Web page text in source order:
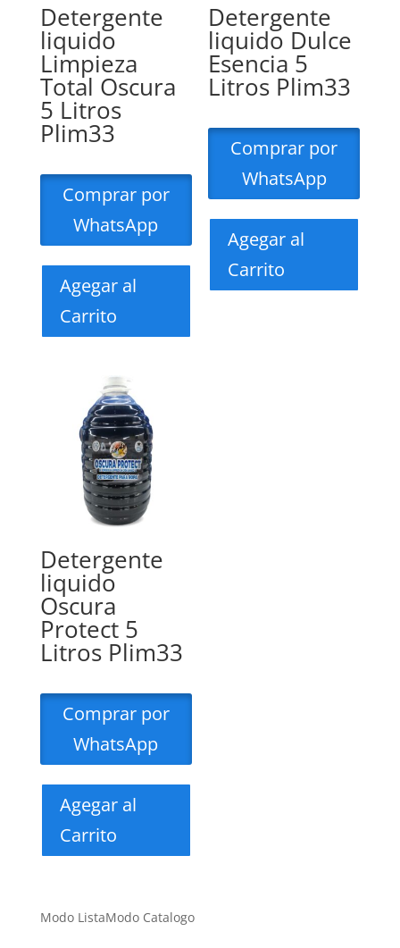
Detergente
liquido
Limpieza
Total Oscura
5 Litros
Plim33
Comprar por
WhatsApp
Agegar al
Carrito
Detergente
liquido Dulce
Esencia 5
Litros Plim33
Comprar por
WhatsApp
Agegar al
Carrito
Detergente
liquido
Oscura
Protect 5
Litros Plim33
Comprar por
WhatsApp
Agegar al
Carrito
Modo ListaModo Catalogo